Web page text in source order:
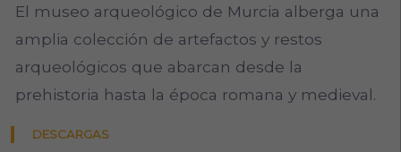
El museo arqueológico de Murcia alberga una
amplia colección de artefactos y restos
arqueológicos que abarcan desde la
prehistoria hasta la época romana y medieval.
DESCARGAS